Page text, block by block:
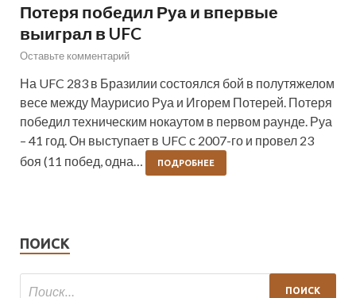
Потеря победил Руа и впервые
выиграл в UFC
Оставьте комментарий
На UFC 283 в Бразилии состоялся бой в полутяжелом
весе между Маурисио Руа и Игорем Потерей. Потеря
победил техническим нокаутом в первом раунде. Руа
– 41 год. Он выступает в UFC с 2007-го и провел 23
боя (11 побед, одна…
ПОДРОБНЕЕ
ПОИСК